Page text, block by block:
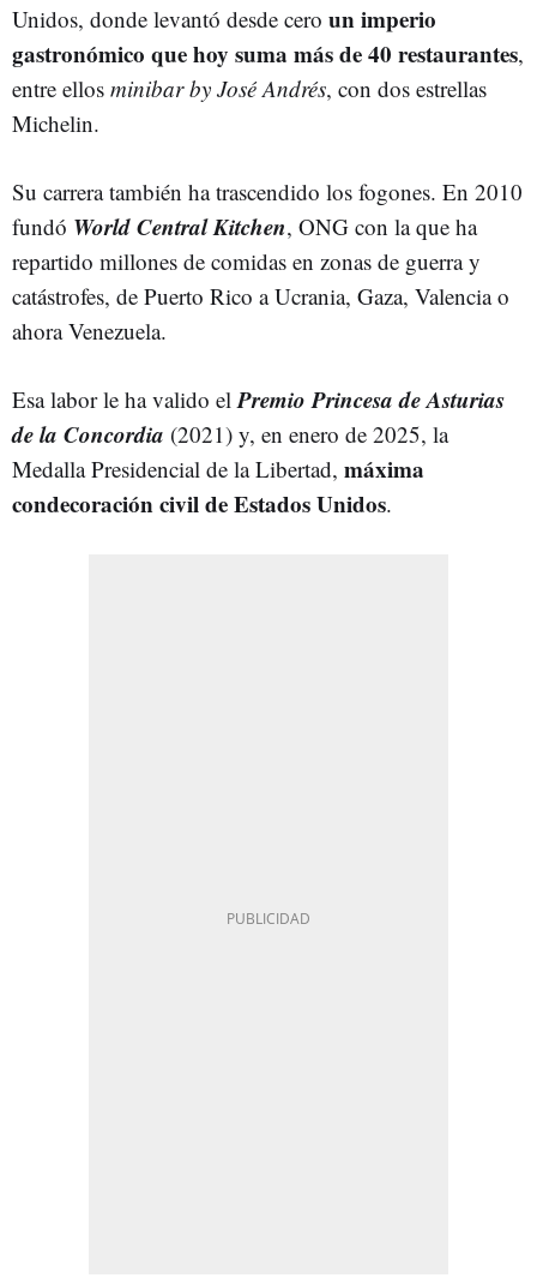
Unidos, donde levantó desde cero un imperio
gastronómico que hoy suma más de 40 restaurantes,
entre ellos minibar by José Andrés, con dos estrellas
Michelin.
Su carrera también ha trascendido los fogones. En 2010
fundó World Central Kitchen, ONG con la que ha
repartido millones de comidas en zonas de guerra y
catástrofes, de Puerto Rico a Ucrania, Gaza, Valencia o
ahora Venezuela.
Esa labor le ha valido el Premio Princesa de Asturias
de la Concordia (2021) y, en enero de 2025, la
Medalla Presidencial de la Libertad, máxima
condecoración civil de Estados Unidos.